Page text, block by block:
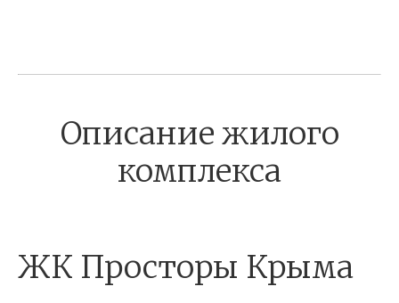
Описание жилого
комплекса
ЖК Просторы Крыма